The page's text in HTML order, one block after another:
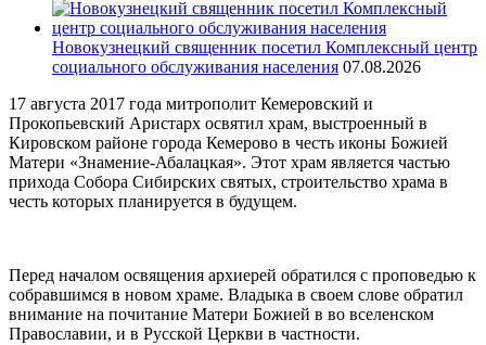
Новокузнецкий священник посетил Комплексный центр
социального обслуживания населения 07.08.2026
17 августа 2017 года митрополит Кемеровский и
Прокопьевский Аристарх освятил храм, выстроенный в
Кировском районе города Кемерово в честь иконы Божией
Матери «Знамение-Абалацкая». Этот храм является частью
прихода Собора Сибирских святых, строительство храма в
честь которых планируется в будущем.
Перед началом освящения архиерей обратился с проповедью к
собравшимся в новом храме. Владыка в своем слове обратил
внимание на почитание Матери Божией в во вселенском
Православии, и в Русской Церкви в частности.